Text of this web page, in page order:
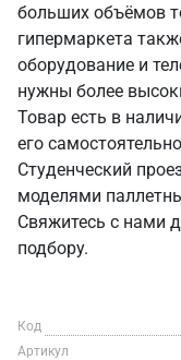
больших объёмов
гипермаркета
оборудование и
нужны более
Товар есть в
его
Студенческий
моделями
Свяжитесь с нами
подбору.
Код
Артикул